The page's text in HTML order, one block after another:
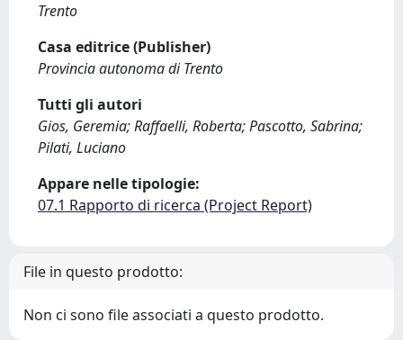
Trento
Casa editrice (Publisher)
Provincia autonoma di Trento
Tutti gli autori
Gios, Geremia; Raffaelli, Roberta; Pascotto, Sabrina;
Pilati, Luciano
Appare nelle tipologie:
07.1 Rapporto di ricerca (Project Report)
File in questo prodotto:
Non ci sono file associati a questo prodotto.